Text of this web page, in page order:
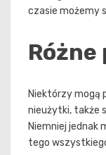
czasie możemy
Niektórzy mogą
nieużytki, także
Niemniej jednak
tego